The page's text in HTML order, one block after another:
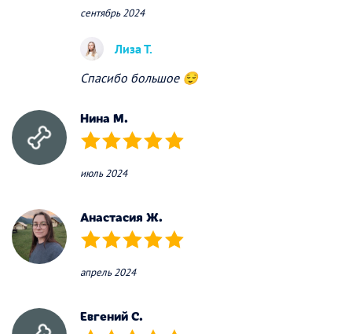
сентябрь 2024
Лиза Т.
Спасибо большое 😌
Нина М.
(*) (*) (*) (*) (*)
июль 2024
Анастасия Ж.
(*) (*) (*) (*) (*)
апрель 2024
Евгений С.